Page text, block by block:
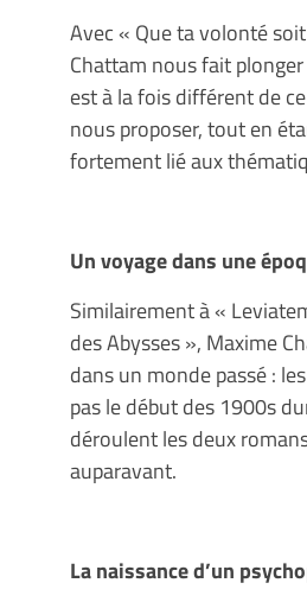
Avec « Que ta volonté
Chattam nous fait
est à la fois différent de
nous proposer, tout en
fortement lié aux
Un voyage dans une
Similairement à «
des Abysses », Maxime
dans un monde passé :
pas le début des 1900s
déroulent les deux
auparavant.
La naissance d’un